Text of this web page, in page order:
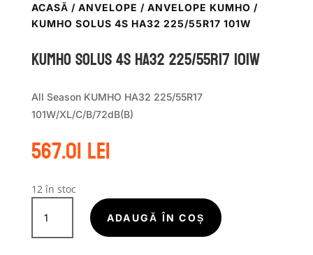
ACASĂ / ANVELOPE / ANVELOPE KUMHO /
KUMHO SOLUS 4S HA32 225/55R17 101W
Kumho SOLUS 4S HA32 225/55R17 101W
All Season KUMHO HA32 225/55R17
101W/XL/C/B/72dB(B)
567.01lei
12 în stoc
Cantitate
Kumho
SOLUS
ADAUGĂ ÎN COȘ